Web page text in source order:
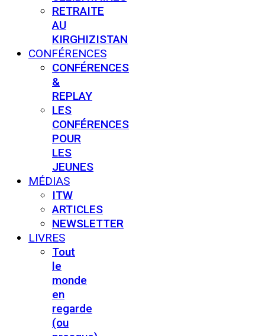
RETRAITE
AU
KIRGHIZISTAN
CONFÉRENCES
CONFÉRENCES
&
REPLAY
LES
CONFÉRENCES
POUR
LES
JEUNES
MÉDIAS
ITW
ARTICLES
NEWSLETTER
LIVRES
Tout
le
monde
en
regarde
(ou